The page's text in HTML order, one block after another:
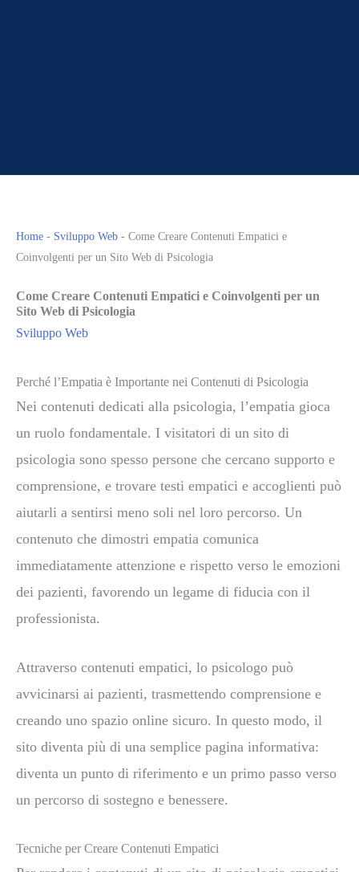
Home - Sviluppo Web - Come Creare Contenuti Empatici e
Coinvolgenti per un Sito Web di Psicologia
Come Creare Contenuti Empatici e Coinvolgenti per un
Sito Web di Psicologia
Sviluppo Web
Perché l’Empatia è Importante nei Contenuti di Psicologia
Nei contenuti dedicati alla psicologia, l’empatia gioca
un ruolo fondamentale. I visitatori di un sito di
psicologia sono spesso persone che cercano supporto e
comprensione, e trovare testi empatici e accoglienti può
aiutarli a sentirsi meno soli nel loro percorso. Un
contenuto che dimostri empatia comunica
immediatamente attenzione e rispetto verso le emozioni
dei pazienti, favorendo un legame di fiducia con il
professionista.
Attraverso contenuti empatici, lo psicologo può
avvicinarsi ai pazienti, trasmettendo comprensione e
creando uno spazio online sicuro. In questo modo, il
sito diventa più di una semplice pagina informativa:
diventa un punto di riferimento e un primo passo verso
un percorso di sostegno e benessere.
Tecniche per Creare Contenuti Empatici